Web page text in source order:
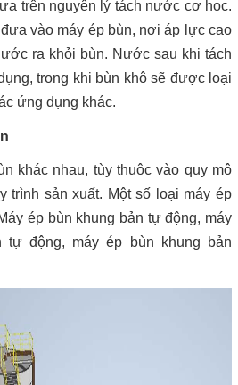
trên nguyên lý tách nước cơ học.
vào máy ép bùn, nơi áp lực cao
ra khỏi bùn. Nước sau khi tách
trong khi bùn khô sẽ được loại
ứng dụng khác.
khác nhau, tùy thuộc vào quy mô
trình sản xuất. Một số loại máy ép
ép bùn khung bản tự động, máy
tự động, máy ép bùn khung bản